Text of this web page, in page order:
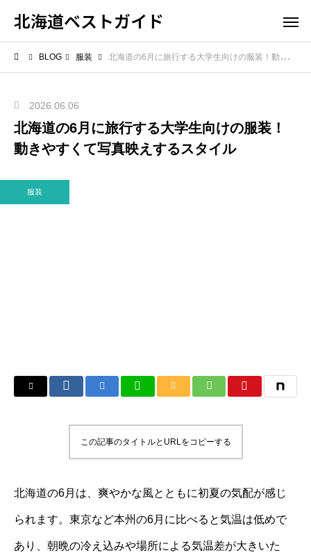
北海道ベストガイド
BLOG 服装 北海道の6月に旅行する大学生向けの服装！動きやすくて写真映えするスタイル
2026.06.06
北海道の6月に旅行する大学生向けの服装！
動きやすくて写真映えするスタイル
服装
この記事のタイトルとURLをコピーする
北海道の6月は、爽やかな風とともに初夏の気配が感じ
られます。東京など本州の6月に比べると気温は低めで
あり、朝晩の冷え込みや場所による気温差が大きいた